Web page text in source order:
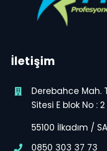
İletişim
Derebahce Mah.
Sitesi E blok No :
55100 İlkadım /
0850 303 37 73